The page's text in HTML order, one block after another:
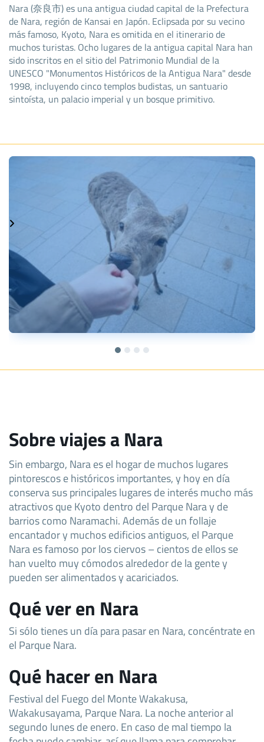
Nara (奈良市) es una antigua ciudad capital de la Prefectura
de Nara, región de Kansai en Japón. Eclipsada por su vecino
más famoso, Kyoto, Nara es omitida en el itinerario de
muchos turistas. Ocho lugares de la antigua capital Nara han
sido inscritos en el sitio del Patrimonio Mundial de la
UNESCO "Monumentos Históricos de la Antigua Nara" desde
1998, incluyendo cinco templos budistas, un santuario
sintoísta, un palacio imperial y un bosque primitivo.
Sobre viajes a Nara
Sin embargo, Nara es el hogar de muchos lugares
pintorescos e históricos importantes, y hoy en día
conserva sus principales lugares de interés mucho más
atractivos que Kyoto dentro del Parque Nara y de
barrios como Naramachi. Además de un follaje
encantador y muchos edificios antiguos, el Parque
Nara es famoso por los ciervos – cientos de ellos se
han vuelto muy cómodos alrededor de la gente y
pueden ser alimentados y acariciados.
Qué ver en Nara
Si sólo tienes un día para pasar en Nara, concéntrate en
el Parque Nara.
Qué hacer en Nara
Festival del Fuego del Monte Wakakusa,
Wakakusayama, Parque Nara. La noche anterior al
segundo lunes de enero. En caso de mal tiempo la